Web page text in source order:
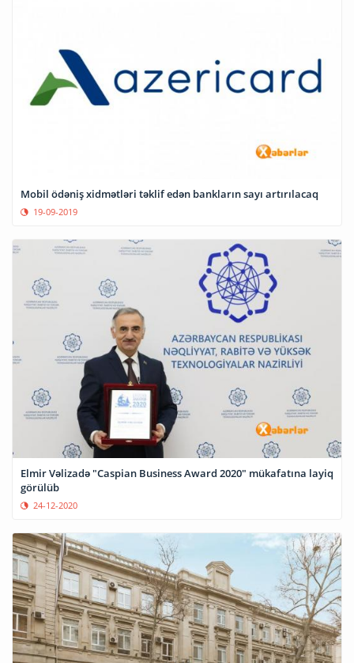
Mobil ödəniş xidmətləri təklif edən bankların sayı artırılacaq
19-09-2019
Elmir Vəlizadə "Caspian Business Award 2020" mükafatına layiq
görülüb
24-12-2020